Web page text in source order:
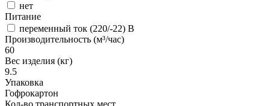
нет
Питание
переменный ток (220/-22) В
Производительность (м³/час)
60
Вес изделия (кг)
9.5
Упаковка
Гофрокартон